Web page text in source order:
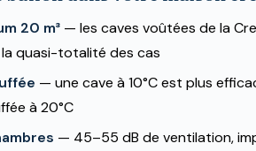
20 m³ — les caves voûtées de la
quasi-totalité des cas
— une cave à 10°C est plus
à 20°C
— 45–55 dB de ventilation,